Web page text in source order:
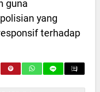
guna
yang
terhadap